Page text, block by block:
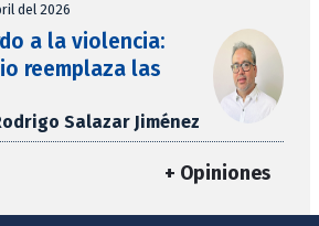
del 2026
a la violencia:
reemplaza las
Salazar Jiménez
+ Opiniones